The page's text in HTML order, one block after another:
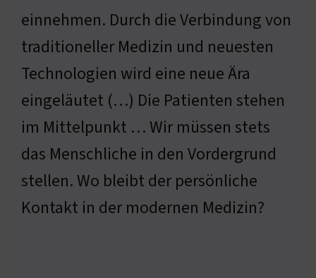
einnehmen. Durch die Verbindung von
traditioneller Medizin und neuesten
Technologien wird eine neue Ära
eingeläutet (…) Die Patienten stehen
im Mittelpunkt … Wir müssen stets
das Menschliche in den Vordergrund
stellen. Wo bleibt der persönliche
Kontakt in der modernen Medizin?